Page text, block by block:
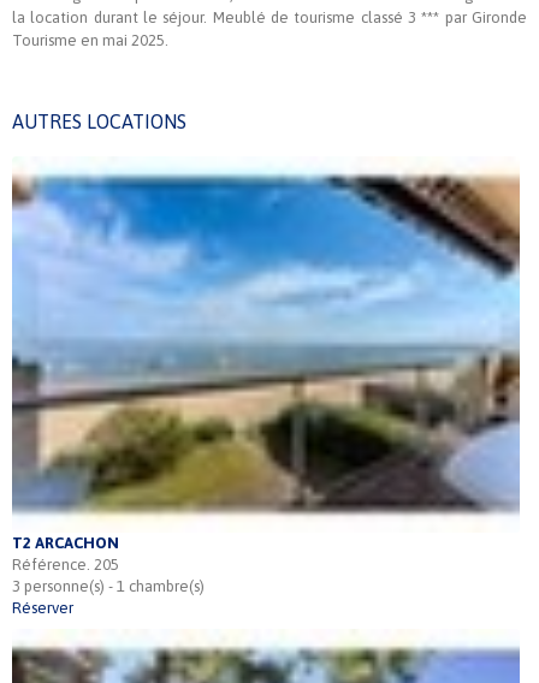
la location durant le séjour. Meublé de tourisme classé 3 *** par Gironde
Tourisme en mai 2025.
AUTRES LOCATIONS
T2 ARCACHON
Référence. 205
3 personne(s) - 1 chambre(s)
Réserver